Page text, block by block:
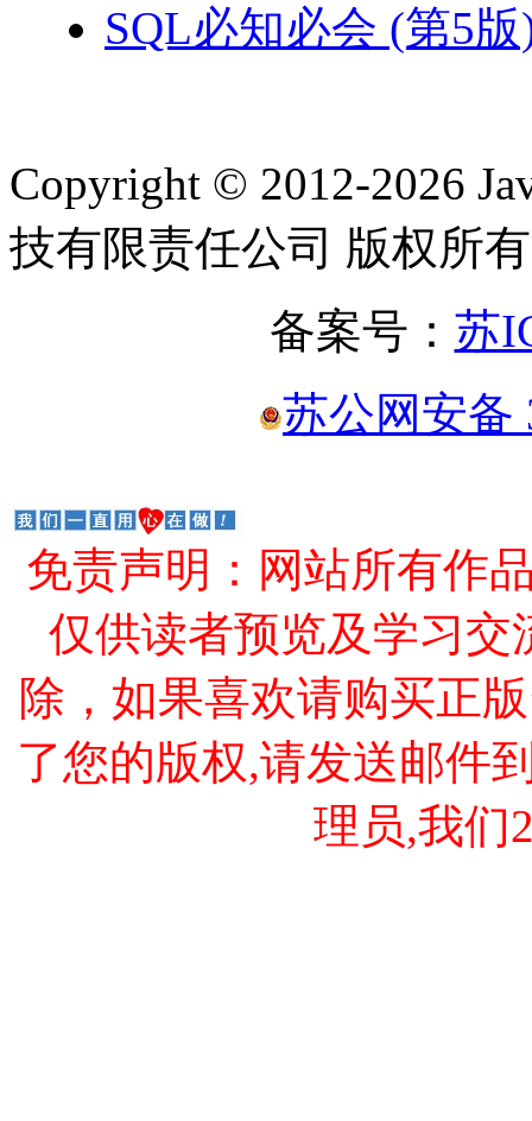
SQL必知必会 (第5
Copyright © 2012-2026
技有限责任公司 版权所有
备案号： 苏
苏公网安备
免责声明：网站所有作
仅供读者预览及学习交
除，如果喜欢请购买正
了您的版权,请发送邮件
理员,我们